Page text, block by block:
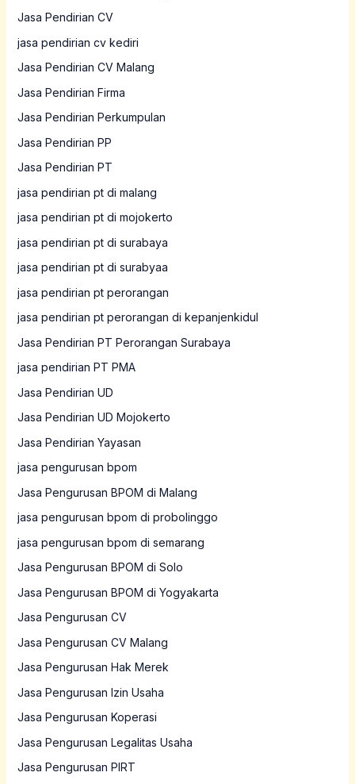
Jasa Pendirian CV
jasa pendirian cv kediri
Jasa Pendirian CV Malang
Jasa Pendirian Firma
Jasa Pendirian Perkumpulan
Jasa Pendirian PP
Jasa Pendirian PT
jasa pendirian pt di malang
jasa pendirian pt di mojokerto
jasa pendirian pt di surabaya
jasa pendirian pt di surabyaa
jasa pendirian pt perorangan
jasa pendirian pt perorangan di kepanjenkidul
Jasa Pendirian PT Perorangan Surabaya
jasa pendirian PT PMA
Jasa Pendirian UD
Jasa Pendirian UD Mojokerto
Jasa Pendirian Yayasan
jasa pengurusan bpom
Jasa Pengurusan BPOM di Malang
jasa pengurusan bpom di probolinggo
jasa pengurusan bpom di semarang
Jasa Pengurusan BPOM di Solo
Jasa Pengurusan BPOM di Yogyakarta
Jasa Pengurusan CV
Jasa Pengurusan CV Malang
Jasa Pengurusan Hak Merek
Jasa Pengurusan Izin Usaha
Jasa Pengurusan Koperasi
Jasa Pengurusan Legalitas Usaha
Jasa Pengurusan PIRT